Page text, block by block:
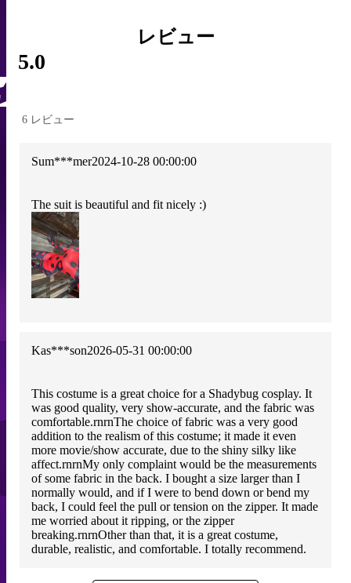
レビュー
5.0
6 レビュー
Sum***mer2024-10-28 00:00:00
The suit is beautiful and fit nicely :)
Kas***son2026-05-31 00:00:00
This costume is a great choice for a Shadybug cosplay. It
was good quality, very show-accurate, and the fabric was
comfortable.rnrnThe choice of fabric was a very good
addition to the realism of this costume; it made it even
more movie/show accurate, due to the shiny silky like
affect.rnrnMy only complaint would be the measurements
of some fabric in the back. I bought a size larger than I
normally would, and if I were to bend down or bend my
back, I could feel the pull or tension on the zipper. It made
me worried about it ripping, or the zipper
breaking.rnrnOther than that, it is a great costume,
durable, realistic, and comfortable. I totally recommend.